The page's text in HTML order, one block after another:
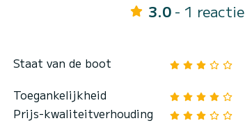
3.0 - 1 reactie
Staat van de boot
Toegankelijkheid
Prijs-kwaliteitverhouding